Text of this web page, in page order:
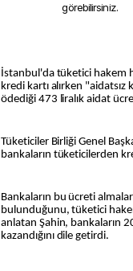
görebilirsiniz.
İstanbul'da tüketici hakem
kredi kartı alırken
ödediği 473 liralık aidat
Tüketiciler Birliği Genel
bankaların tüketicilerden
Bankaların bu ücreti
bulunduğunu, tüketici
anlatan Şahin, bankaların
kazandığını dile getirdi.